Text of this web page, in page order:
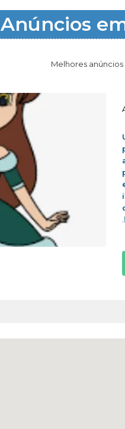
Anúncios
Melhores